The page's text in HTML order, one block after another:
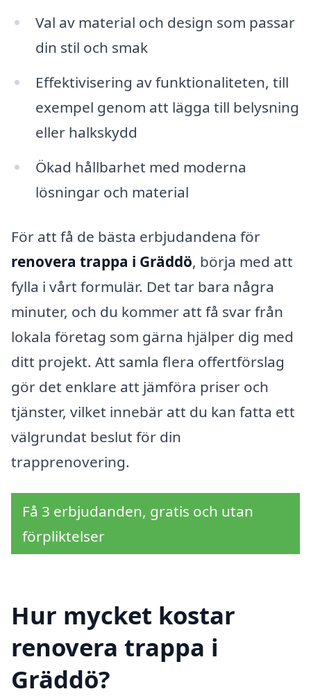
Val av material och design som passar
din stil och smak
Effektivisering av funktionaliteten, till
exempel genom att lägga till belysning
eller halkskydd
Ökad hållbarhet med moderna
lösningar och material
För att få de bästa erbjudandena för
renovera trappa i Gräddö, börja med att
fylla i vårt formulär. Det tar bara några
minuter, och du kommer att få svar från
lokala företag som gärna hjälper dig med
ditt projekt. Att samla flera offertförslag
gör det enklare att jämföra priser och
tjänster, vilket innebär att du kan fatta ett
välgrundat beslut för din
trapprenovering.
Få 3 erbjudanden, gratis och utan
förpliktelser
Hur mycket kostar
renovera trappa i
Gräddö?